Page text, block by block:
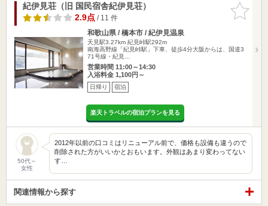
お気に入
りに追加
紀伊見荘（旧 国民宿舎紀伊見荘）
2.9点/ 11 件
和歌山県 / 橋本市 / 紀伊見温泉
天見駅3.27km 紀見峠駅292m
南海高野線「紀見峠駅」下車、徒歩4分大阪からは、国道3
71号線・紀見…
営業時間 11:00～14:30
入浴料金 1,100円～
日帰り 宿泊
楽天トラベルの宿泊プランを見る
50代～
女性
2012年以前の口コミはリニューアル前で、価格も設備も違うので
削除された方がいいかとおもいます。外観はあまり変わってない
す…
関連情報から探す